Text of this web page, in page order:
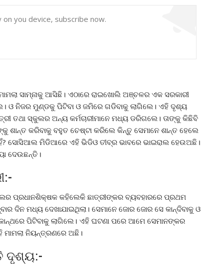
you device, subscribe now.
ସାମ୍ନାକୁ ଆସିଛି। ଏଠାରେ ରାଇଖୋଲି ଅଞ୍ଚଳର ଏକ ସରକାରୀ
ଓ ନିଜର ମୁଣ୍ଡକୁ ପିଟିବା ଓ ଜମିରେ ଗଡିବାକୁ ଲାଗିଲେ। ଏହି ଦୃଶ୍ୟ
ତଥା ସ୍କୁଲର ଅନ୍ୟ କର୍ମଚାରୀମାନେ ମଧ୍ୟ ଡରିଗଲେ। ତାଙ୍କୁ କିଛିବି
ଶାନ୍ତ କରିବାକୁ ବହୁତ ଚେଷ୍ଟା କରିଲେ କିନ୍ତୁ ସେମାନେ ଶାନ୍ତ ହେଲେ
ସୋସିଆଲ ମିଡିଆରେ ଏହି ଭିଡିଓ ତୀବ୍ର ଭାବରେ ଭାଇରାଲ ହେଉଅଛି।
ଦେଉଛନ୍ତି।
ପ୍ରଧାନଶିକ୍ଷକ କହିଲେକି ଛାତ୍ରୀଙ୍କର ବ୍ୟବହାରରେ ପ୍ରଥମ
ଦିନ ମଧ୍ୟ ଦେଖାଯାଇଥିଲା। ସେମାନେ ଜୋର ଜୋର ସେ କାନ୍ଦିବାକୁ ଓ
ପିଟିବାକୁ ଲାଗିଲେ। ଏହି ଘଟଣା ପରେ ଆମେ ସେମାନଙ୍କର
ମାମଲା ନିୟନ୍ତ୍ରଣରେ ଅଛି।
ଦୃଶ୍ୟ:-